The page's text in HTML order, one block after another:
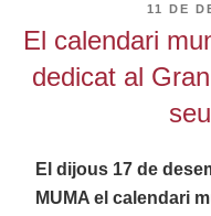
11 DE
El calendari
dedicat al
El dijous 17 de
MUMA el calendari